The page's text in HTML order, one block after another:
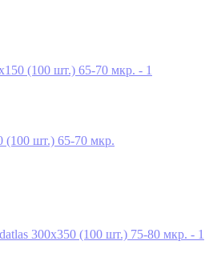
(100 шт.) 65-70 мкр.